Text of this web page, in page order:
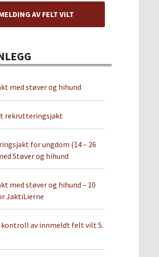
AV FELT VILT
med støver og hihund
rekrutteringsjakt
for ungdom (14 – 26
Støver og hihund
med støver og hihund – 10
JaktiLierne
av innmeldt felt vilt 5.